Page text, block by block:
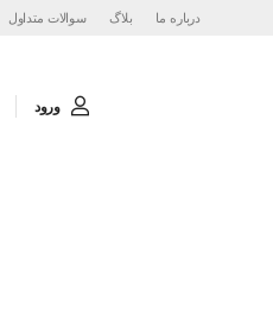
درباره ما بلاگ سوالات متداول
ورود